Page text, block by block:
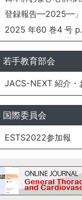
登録報告—2025—」(
2025 年60 巻4 号
若手教育部会
JACS-NEXT 紹介・
国際委員会
ESTS2022参加報